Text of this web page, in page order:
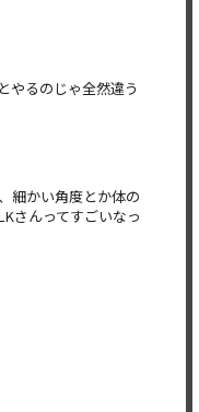
やるのじゃ全然違う
細かい角度とか体の
さんってすごいなっ